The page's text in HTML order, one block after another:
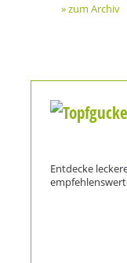
» zum Archiv
Entdecke